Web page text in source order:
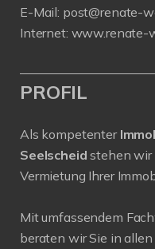
E-Mail: post@renate-
Internet: www.renate-
PROFIL
Als kompetenter
Seelscheidstehen wir
Vermietung Ihrer
Mit umfassendem
beraten wir Sie in allen